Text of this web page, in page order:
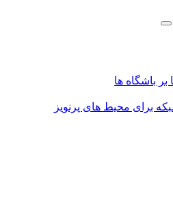
بر باشگاه ها
برای محیط های پرنویز